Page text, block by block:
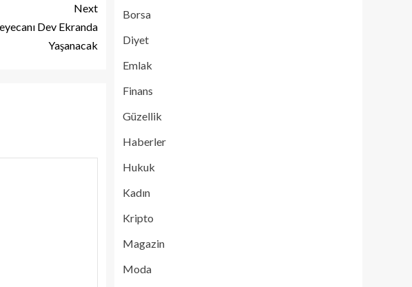
Next
Dev Ekranda
Yaşanacak
Borsa
Diyet
Emlak
Finans
Güzellik
Haberler
Hukuk
Kadın
Kripto
Magazin
Moda